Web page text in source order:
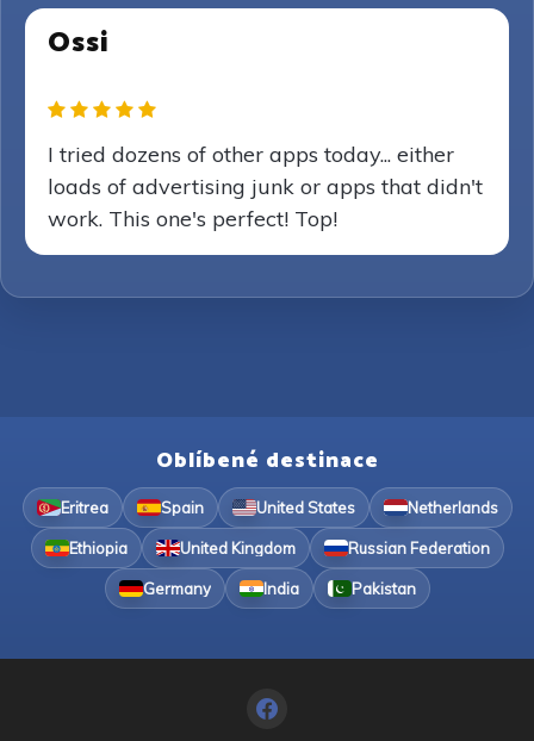
Ossi
I tried dozens of other apps today... either
loads of advertising junk or apps that didn't
work. This one's perfect! Top!
Oblíbené destinace
Eritrea Spain United States Netherlands
Ethiopia United Kingdom Russian Federation
Germany India Pakistan